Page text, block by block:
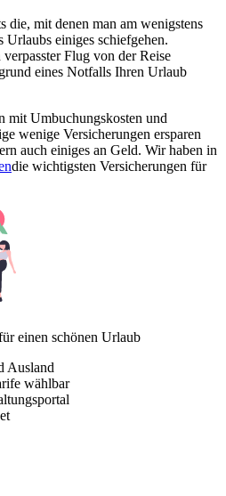
die, mit denen man am wenigstens
Urlaubs einiges schiefgehen.
Flug von der Reise
eines Notfalls Ihren Urlaub
mit Umbuchungskosten und
wenige Versicherungen ersparen
auch einiges an Geld. Wir haben in
die wichtigsten Versicherungen für
einen schönen Urlaub
Ausland
wählbar